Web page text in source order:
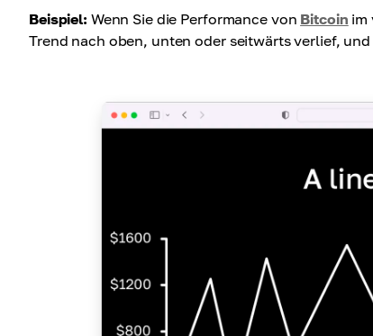
Beispiel: Wenn Sie die Performance von Bitcoin im
Trend nach oben, unten oder seitwärts verlief,